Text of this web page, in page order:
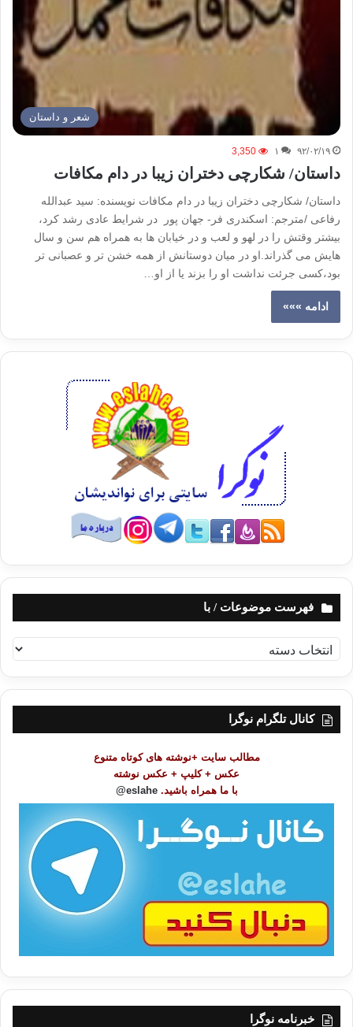
شعر و داستان
۹۲/۰۲/۱۹ ۱ 3,350
داستان/ شکارچی دختران زیبا در دام مکافات
داستان/ شکارچی دختران زیبا در دام مکافات نویسنده: سید عبدالله
رفاعی /مترجم: اسکندری فر- جهان پور در شرایط عادی رشد کرد،
بیشتر وقتش را در لهو و لعب و در خیابان ها به همراه هم سن و سال
هایش می گذراند.او در میان دوستانش از همه خشن تر و عصبانی تر
بود،کسی جرئت نداشت او را بزند یا از او…
ادامه »»»
فهرست موضوعات / با
ه
ر
کانال تلگرام نوگرا
مطالب سایت +نوشته های کوتاه متنوع
عکس + کلیپ + عکس نوشته
با ما همراه باشید. eslahe@
خبرنامه نوگرا